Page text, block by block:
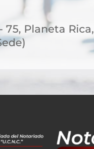
75, Planeta Rica,